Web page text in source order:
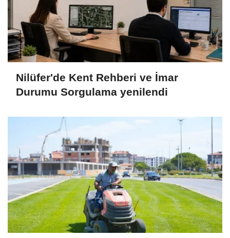
Nilüfer'de Kent Rehberi ve İmar
Durumu Sorgulama yenilendi